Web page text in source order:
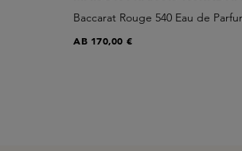
Baccarat Rouge 540 Eau de
AB 170,00 €